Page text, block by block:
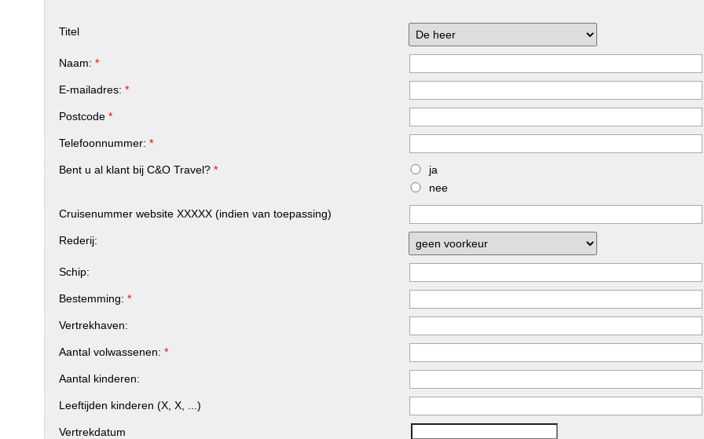
Titel
Naam: *
E-mailadres: *
Postcode *
Telefoonnummer: *
Bent u al klant bij C&O Travel? *
ja
nee
Cruisenummer website XXXXX (indien van toepassing)
Rederij:
Schip:
Bestemming: *
Vertrekhaven:
Aantal volwassenen: *
Aantal kinderen:
Leeftijden kinderen (X, X, ...)
Vertrekdatum